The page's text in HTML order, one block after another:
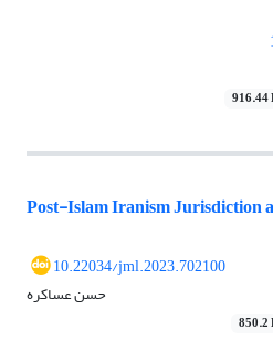
916.44
Post-Islam Iranism Jurisdiction
10.22034/jml.2023.702100
حسن عساکره
850.2